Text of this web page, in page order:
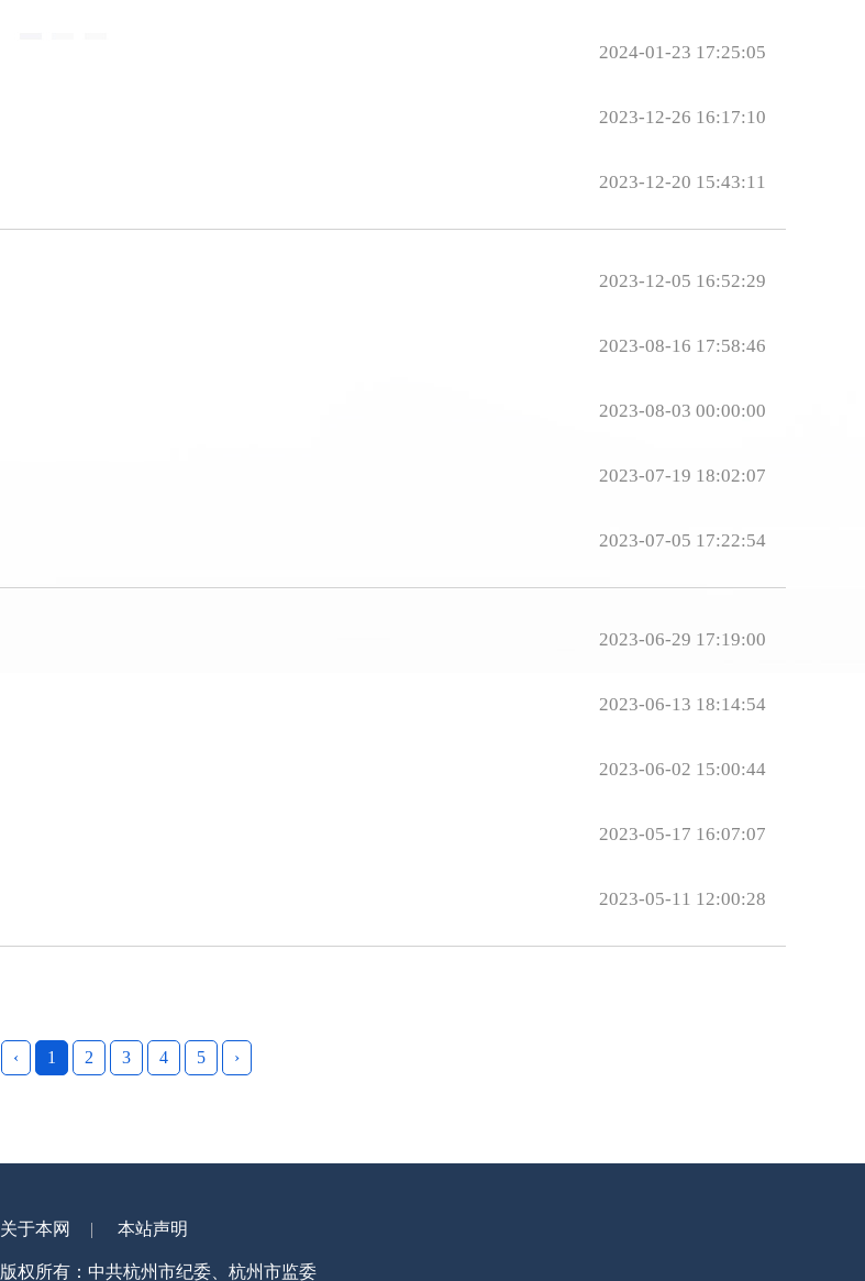
2024-01-23 17:25:05
2023-12-26 16:17:10
2023-12-20 15:43:11
2023-12-05 16:52:29
2023-08-16 17:58:46
2023-08-03 00:00:00
2023-07-19 18:02:07
2023-07-05 17:22:54
2023-06-29 17:19:00
2023-06-13 18:14:54
2023-06-02 15:00:44
2023-05-17 16:07:07
2023-05-11 12:00:28
‹ 1 2 3 4 5 ›
关于本网 本站声明
版权所有：中共杭州市纪委、杭州市监委